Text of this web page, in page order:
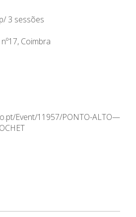
3 sessões
Coimbra
Event/11957/PONTO-ALTO—